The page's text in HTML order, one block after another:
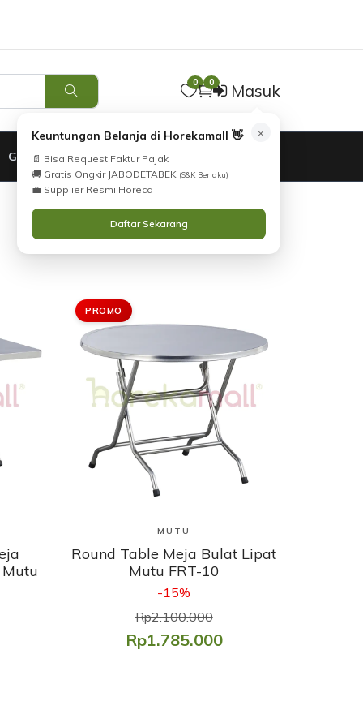
0 0 Masuk
×
Keuntungan Belanja di Horekamall 👋
📄 Bisa Request Faktur Pajak
🚚 Gratis Ongkir JABODETABEK (S&K Berlaku)
💼 Supplier Resmi Horeca
Daftar Sekarang
GARANSI
PROMO
Lihat Produk
MUTU
Round Table Meja Bulat Lipat
Mutu FRT-10
-15%
Rp2.100.000
Rp1.785.000
atau